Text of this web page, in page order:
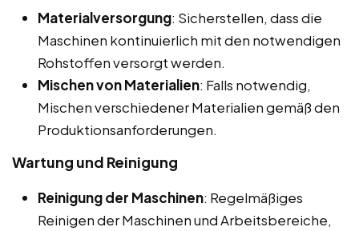
Materialversorgung: Sicherstellen, dass die
Maschinen kontinuierlich mit den notwendigen
Rohstoffen versorgt werden.
Mischen von Materialien: Falls notwendig,
Mischen verschiedener Materialien gemäß den
Produktionsanforderungen.
Wartung und Reinigung
Reinigung der Maschinen: Regelmäßiges
Reinigen der Maschinen und Arbeitsbereiche,